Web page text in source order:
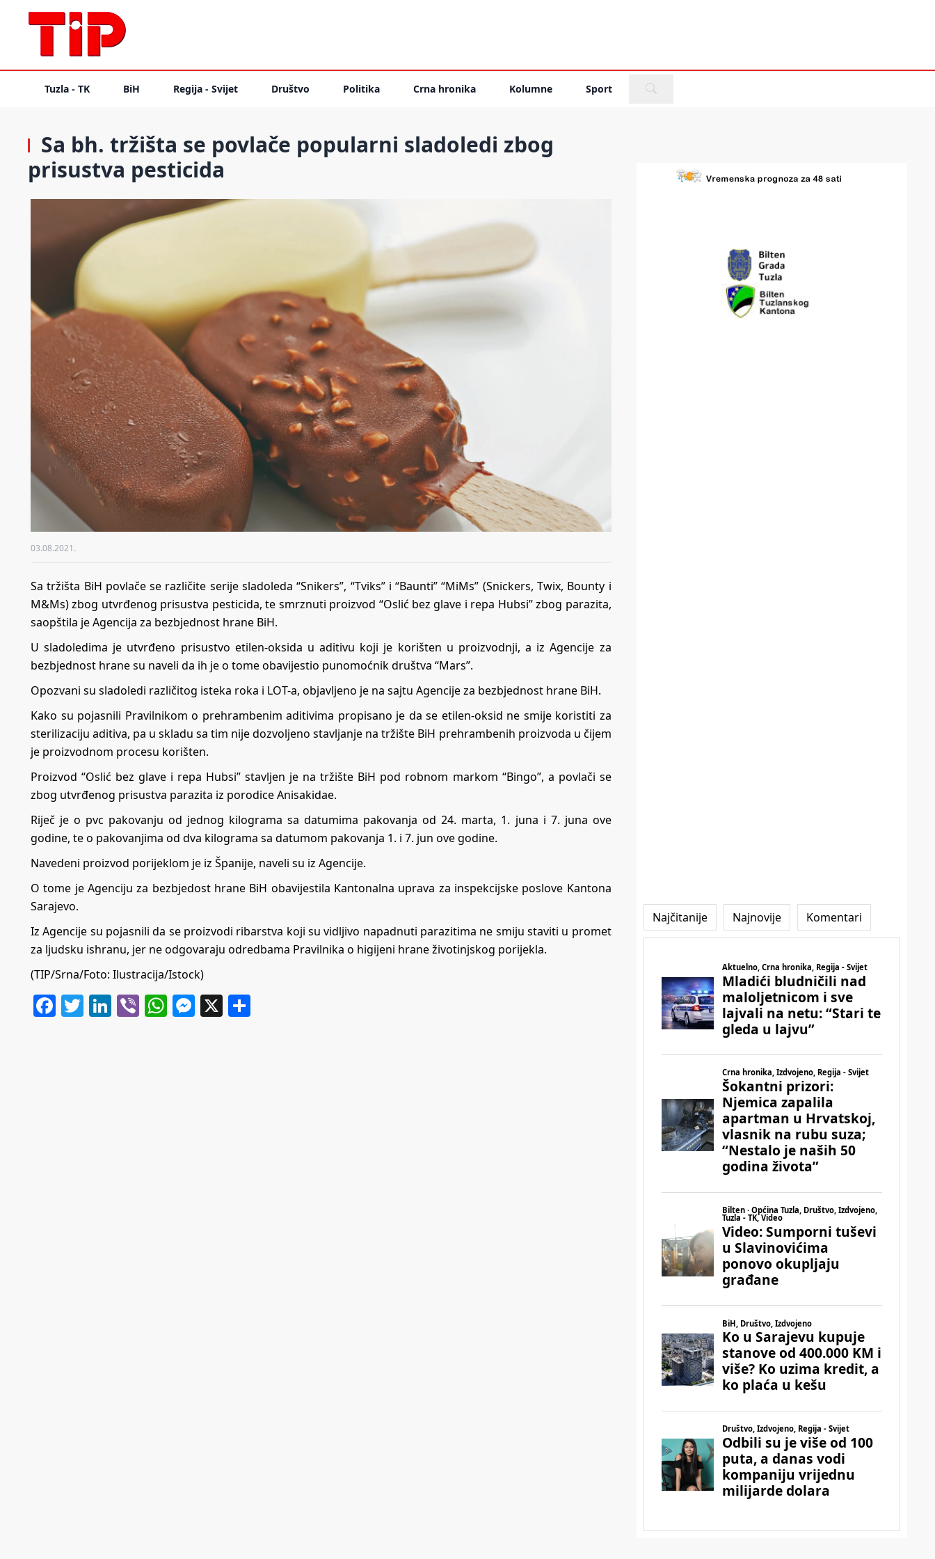
Tuzla - TK BiH Regija - Svijet Društvo Politika Crna hronika Kolumne Sport
Sa bh. tržišta se povlače popularni sladoledi zbog
prisustva pesticida
03.08.2021.
Sa tržišta BiH povlače se različite serije sladoleda “Snikers”, “Tviks” i “Baunti” “MiMs” (Snickers, Twix, Bounty i
M&Ms) zbog utvrđenog prisustva pesticida, te smrznuti proizvod “Oslić bez glave i repa Hubsi” zbog parazita,
saopštila jeAgencija za bezbjednost hrane BiH.
U sladoledima je utvrđeno prisustvo etilen-oksida u aditivu koji je korišten u proizvodnji, a iz Agencije za
bezbjednost hrane su naveli da ih je o tome obavijestio punomoćnik društva “Mars”.
Opozvani su sladoledi različitog isteka roka i LOT-a, objavljeno je na sajtu Agencije za bezbjednost hrane BiH.
Kako su pojasnili Pravilnikom o prehrambenim aditivima propisano je da se etilen-oksid ne smije koristiti za
sterilizaciju aditiva, pa u skladu sa tim nije dozvoljeno stavljanje na tržište BiH prehrambenih proizvoda u čijem
je proizvodnom procesu korišten.
Proizvod “Oslić bez glave i repa Hubsi” stavljen je na tržište BiH pod robnom markom “Bingo”, a povlači se
zbog utvrđenog prisustva parazita iz porodice Anisakidae.
Riječ je o pvc pakovanju od jednog kilograma sa datumima pakovanja od 24. marta, 1. juna i 7. juna ove
godine, te o pakovanjima od dva kilograma sa datumom pakovanja 1. i 7. jun ove godine.
Navedeni proizvod porijeklom je iz Španije, naveli su iz Agencije.
O tome je Agenciju za bezbjedost hrane BiH obavijestila Kantonalna uprava za inspekcijske poslove Kantona
Sarajevo.
Iz Agencije su pojasnili da se proizvodi ribarstva koji su vidljivo napadnuti parazitima ne smiju staviti u promet
za ljudsku ishranu, jer ne odgovaraju odredbama Pravilnika o higijeni hrane životinjskog porijekla.
(TIP/Srna/Foto: Ilustracija/Istock)
Facebook
Twitter
LinkedIn
ViberWhatsApp
Messenger
X
Najčitanije Najnovije Komentari